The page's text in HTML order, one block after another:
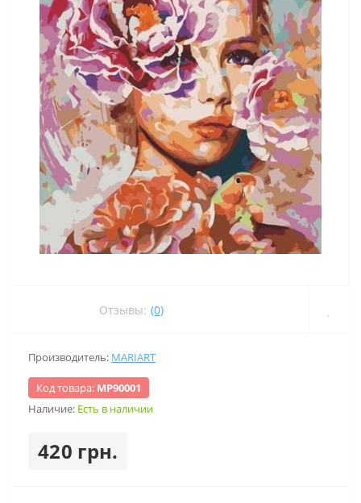
Отзывы: (0)
Производитель: MARIART
Код товара: МР90001
Наличие: Есть в наличии
420 грн.